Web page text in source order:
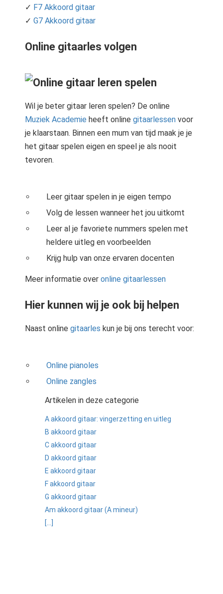
✓ F7 Akkoord gitaar
✓ G7 Akkoord gitaar
Online gitaarles volgen
Wil je beter gitaar leren spelen? De online
Muziek Academie heeft online gitaarlessen voor
je klaarstaan. Binnen een mum van tijd maak je je
het gitaar spelen eigen en speel je als nooit
tevoren.
Leer gitaar spelen in je eigen tempo
Volg de lessen wanneer het jou uitkomt
Leer al je favoriete nummers spelen met
heldere uitleg en voorbeelden
Krijg hulp van onze ervaren docenten
Meer informatie over online gitaarlessen
Hier kunnen wij je ook bij helpen
Naast online gitaarles kun je bij ons terecht voor:
Online pianoles
Online zangles
Artikelen in deze categorie
A akkoord gitaar: vingerzetting en uitleg
B akkoord gitaar
C akkoord gitaar
D akkoord gitaar
E akkoord gitaar
F akkoord gitaar
G akkoord gitaar
Am akkoord gitaar (A mineur)
[...]